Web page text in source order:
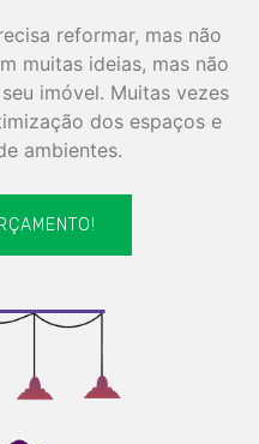
reformar, mas não
muitas ideias, mas não
imóvel. Muitas vezes
dos espaços e
ambientes.